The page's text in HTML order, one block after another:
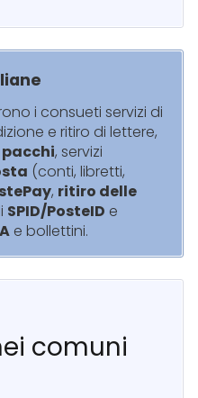
i consueti servizi di
e ritiro di lettere,
pacchi, servizi
(conti, libretti,
, ritiro delle
SPID/PosteID e
e bollettini.
comuni